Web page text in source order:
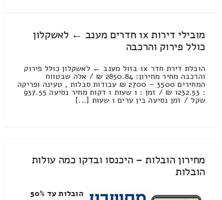
מובילי דירות 1x חדרים מענב ← לאשקלון
כולל פירוק והרכבה
הובלת דירת חדר 1x בזול מענב ← לאשקלון כולל פירוק
והרכבה מחיר מחירון: 2850.84 ₪ / אלה שבטווח
המחירים 3500 – 2700 ₪ עבודות סבלות , טעינה ופריקה
: 1232.53 ₪ / זמן : 1 שעות 1 דקות מחיר נסיעה 937.55
שקל / זמן נסיעה בין ערים 1 שעות [...]
מחירון הובלות – היכנסו ובדקו כמה עולות
הובלות
הובלות עד 50%